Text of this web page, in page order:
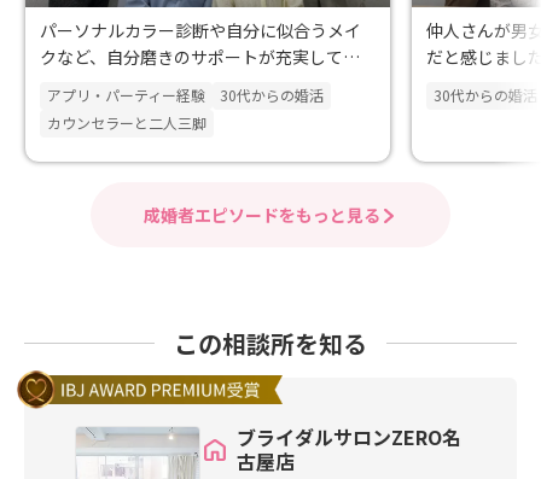
パーソナルカラー診断や自分に似合うメイ
クなど、自分磨きのサポートが充実してい
る点に魅力を感じました。
アプリ・パーティー経験
30代からの婚活
カウンセラーと二人三脚
仲人さんが男
だと感じまし
30代からの婚活
成婚者エピソードをもっと見る
この相談所を知る
ブライダルサロンZERO名
古屋店